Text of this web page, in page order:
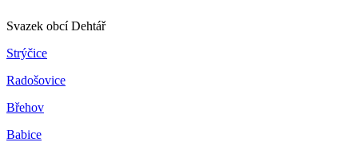
Svazek obcí Dehtář
Strýčice
Radošovice
Břehov
Babice